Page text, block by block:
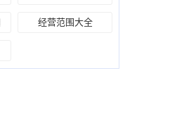
经营范围大全